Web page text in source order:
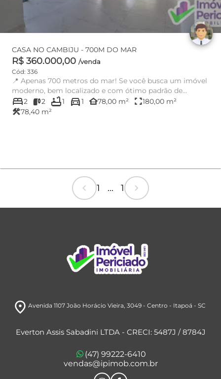
CASA NO CAMBIJU - 700M DO MAR
R$ 360.000,00 /venda
Cód: 336
📍 Apenas 700 metros do mar! Se você busca um imóvel
moderno, bem localizado e com ótimo padrão de
acabamento, essa ...
bed2 2 bathtub1 directions_car1 other_houses78,00 m² fullscreen180,00 m²
construction78,40 m²
chevron_left 1 ... 1 chevron_right
room Avenida 1107 João Horácio Vieira, 3049- Centro - Itapoá - SC
Everton Assis Sabadini LTDA - CRECI: 5487J / 8784J
(47) 99222-6410
vendas@ipimob.com.br